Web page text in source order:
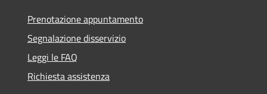
Prenotazione appuntamento
Segnalazione disservizio
Leggi le FAQ
Richiesta assistenza